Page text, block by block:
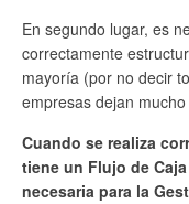
En segundo lugar, es
correctamente
mayoría (por no decir
empresas dejan
Cuando se realiza
tiene un Flujo de
necesaria para la